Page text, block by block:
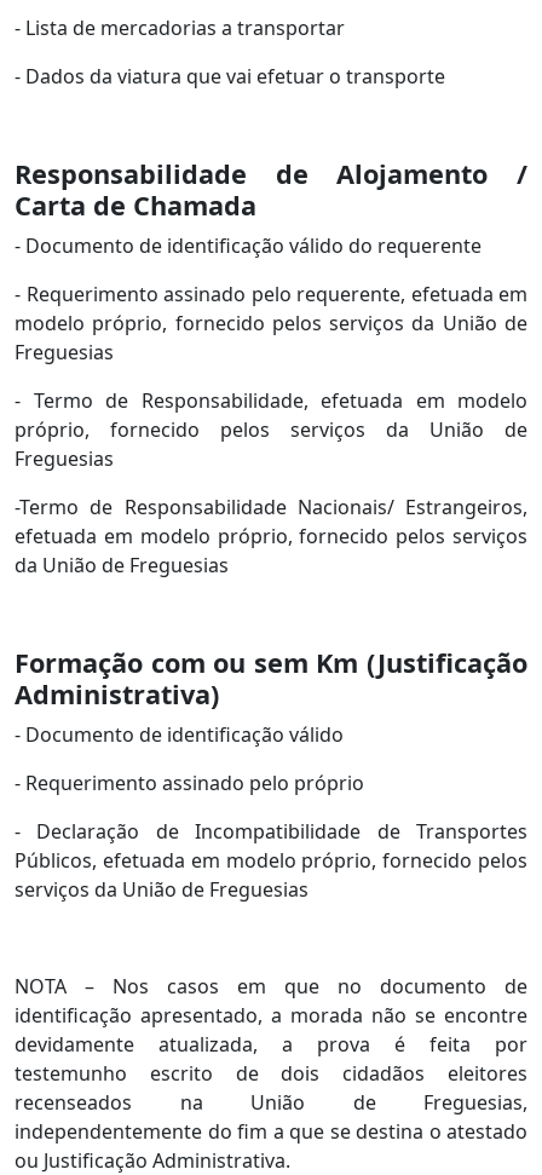
- Lista de mercadorias a transportar
- Dados da viatura que vai efetuar o transporte
Responsabilidade de Alojamento /
Carta de Chamada
- Documento de identificação válido do requerente
- Requerimento assinado pelo requerente, efetuada em
modelo próprio, fornecido pelos serviços da União de
Freguesias
- Termo de Responsabilidade, efetuada em modelo
próprio, fornecido pelos serviços da União de
Freguesias
-Termo de Responsabilidade Nacionais/ Estrangeiros,
efetuada em modelo próprio, fornecido pelos serviços
da União de Freguesias
Formação com ou sem Km (Justificação
Administrativa)
- Documento de identificação válido
- Requerimento assinado pelo próprio
- Declaração de Incompatibilidade de Transportes
Públicos, efetuada em modelo próprio, fornecido pelos
serviços da União de Freguesias
NOTA – Nos casos em que no documento de
identificação apresentado, a morada não se encontre
devidamente atualizada, a prova é feita por
testemunho escrito de dois cidadãos eleitores
recenseados na União de Freguesias,
independentemente do fim a que se destina o atestado
ou Justificação Administrativa.